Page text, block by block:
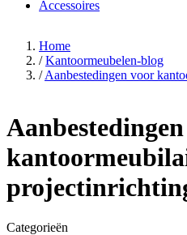
Accessoires
Home
/ Kantoormeubelen-blog
/ Aanbestedingen voor
Categorieën